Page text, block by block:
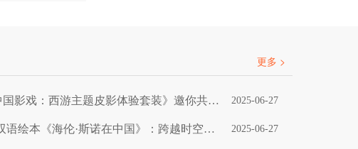
更多 >
新书分享会 | 《中国影戏：西游主题皮影体验套装》邀你共赴皮影奇幻之旅 2025-06-27
夏至特辑丨中英双语绘本《海伦·斯诺在中国》：跨越时空的友谊之书 2025-06-27